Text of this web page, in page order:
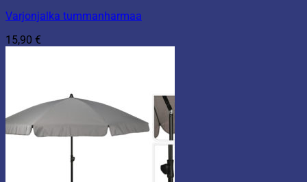
Varjonjalka tummanharmaa
15,90 €